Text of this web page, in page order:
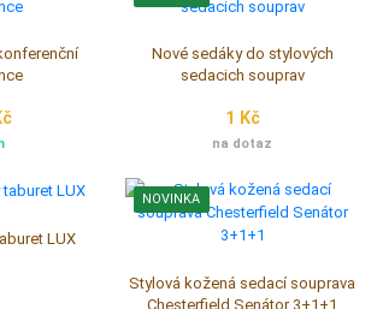
Nové sedáky do stylových
sedacich souprav
1 Kč
na dotaz
LUX
NOVINKA
Stylová kožená sedací souprava
Chesterfield Senátor 3+1+1